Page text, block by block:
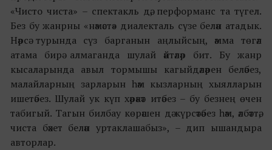
«Чисто чиста» – спектакль дә, перформанс та түгел.
Без бу жанрны «нәмәстә» диалекталь сүзе белән атадык.
Нәрсә турында сүз барганын аңлыйсың, әмма төгәл
атама бирә алмаганда шулай әйтәләр бит. Бу жанр
кысаларында авыл тормышы кагыйдәләрен беләбез,
малайларның зарларын һәм кызларның хыялларын
ишетәбез. Шулай ук күп хәрәкәт итәбез – бу безнең өчен
табигый. Тагын билбау көрәшен дә күрсәтәбез һәм, әлбәттә,
чиста бәхет белән уртаклашабыз», – дип ышандыра
авторлар.